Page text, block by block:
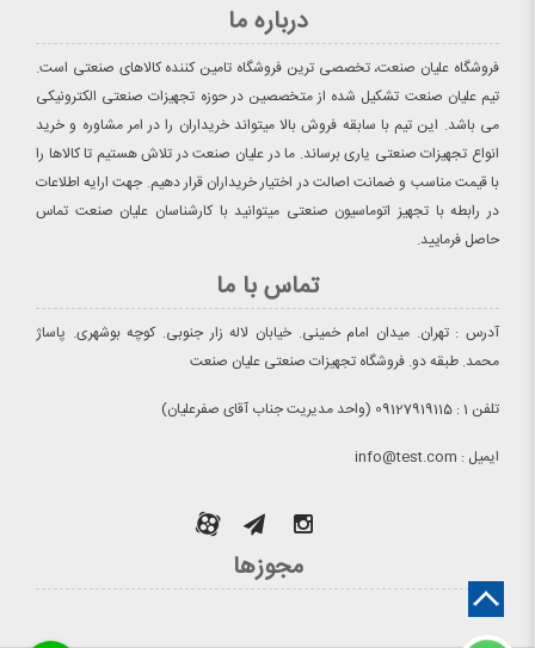
درباره ما
فروشگاه علیان صنعت، تخصصی ترین فروشگاه تامین کننده کالاهای صنعتی است.
تیم علیان صنعت تشکیل شده از متخصصین در حوزه تجهیزات صنعتی الکترونیکی
می باشد. این تیم با سابقه فروش بالا میتواند خریداران را در امر مشاوره و خرید
انواع تجهیزات صنعتی یاری برساند. ما در علیان صنعت در تلاش هستیم تا کالاها را
با قیمت مناسب و ضمانت اصالت در اختیار خریداران قرار دهیم. جهت ارایه اطلاعات
در رابطه با تجهیز اتوماسیون صنعتی میتوانید با کارشناسان علیان صنعت تماس
حاصل فرمایید.
تماس با ما
آدرس : تهران. میدان امام خمینی. خیابان لاله زار جنوبی. کوچه بوشهری. پاساژ
محمد. طبقه دو. فروشگاه تجهیزات صنعتی علیان صنعت
تلفن 1 : 09127919115 (واحد مدیریت جناب آقای صفرعلیان)
ایمیل : info@test.com
مجوزها